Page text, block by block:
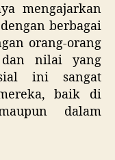
mengajarkan
berbagai
orang-orang
nilai yang
ini sangat
baik di
dalam